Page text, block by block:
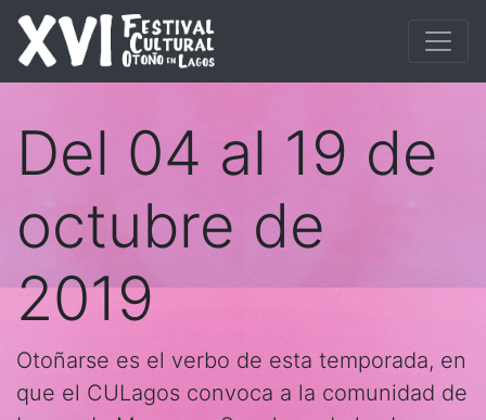
Del 04 al 19 de
octubre de
2019
Otoñarse es el verbo de esta temporada, en
que el CULagos convoca a la comunidad de